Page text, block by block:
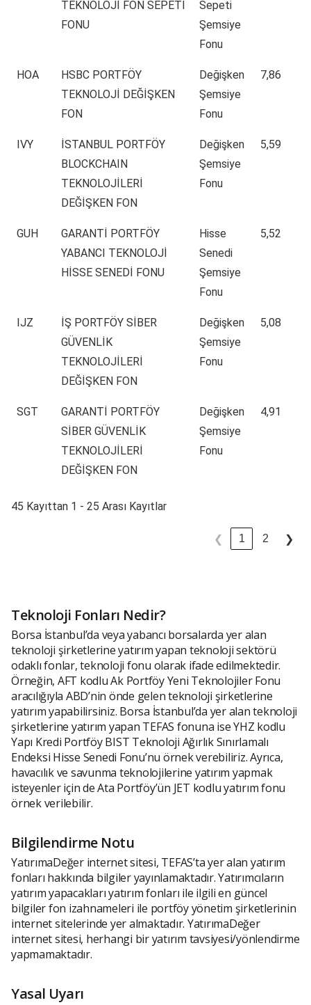
TEKNOLOJİ FON SEPETİ
FONU
Sepeti
Şemsiye
Fonu
HOA
HSBC PORTFÖY
TEKNOLOJİ DEĞİŞKEN
FON
Değişken
Şemsiye
Fonu
7,86
IVY
İSTANBUL PORTFÖY
BLOCKCHAIN
TEKNOLOJİLERİ
DEĞİŞKEN FON
Değişken
Şemsiye
Fonu
5,59
GUH
GARANTİ PORTFÖY
YABANCI TEKNOLOJİ
HİSSE SENEDİ FONU
Hisse
Senedi
Şemsiye
Fonu
5,52
IJZ
İŞ PORTFÖY SİBER
GÜVENLİK
TEKNOLOJİLERİ
DEĞİŞKEN FON
Değişken
Şemsiye
Fonu
5,08
SGT
GARANTİ PORTFÖY
SİBER GÜVENLİK
TEKNOLOJİLERİ
DEĞİŞKEN FON
Değişken
Şemsiye
Fonu
4,91
45 Kayıttan 1 - 25 Arası Kayıtlar
❮ 1 2 ❯
Teknoloji Fonları Nedir?
Borsa İstanbul’da veya yabancı borsalarda yer alan
teknoloji şirketlerine yatırım yapan teknoloji sektörü
odaklı fonlar, teknoloji fonu olarak ifade edilmektedir.
Örneğin, AFT kodlu Ak Portföy Yeni Teknolojiler Fonu
aracılığıyla ABD’nin önde gelen teknoloji şirketlerine
yatırım yapabilirsiniz. Borsa İstanbul’da yer alan teknoloji
şirketlerine yatırım yapan TEFAS fonuna ise YHZ kodlu
Yapı Kredi Portföy BIST Teknoloji Ağırlık Sınırlamalı
Endeksi Hisse Senedi Fonu’nu örnek verebiliriz. Ayrıca,
havacılık ve savunma teknolojilerine yatırım yapmak
isteyenler için de Ata Portföy’ün JET kodlu yatırım fonu
örnek verilebilir.
Bilgilendirme Notu
YatırımaDeğer internet sitesi, TEFAS’ta yer alan yatırım
fonları hakkında bilgiler yayınlamaktadır. Yatırımcıların
yatırım yapacakları yatırım fonları ile ilgili en güncel
bilgiler fon izahnameleri ile portföy yönetim şirketlerinin
internet sitelerinde yer almaktadır. YatırımaDeğer
internet sitesi, herhangi bir yatırım tavsiyesi/yönlendirme
yapmamaktadır.
Yasal Uyarı